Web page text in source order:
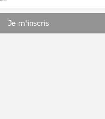
Je m'inscris